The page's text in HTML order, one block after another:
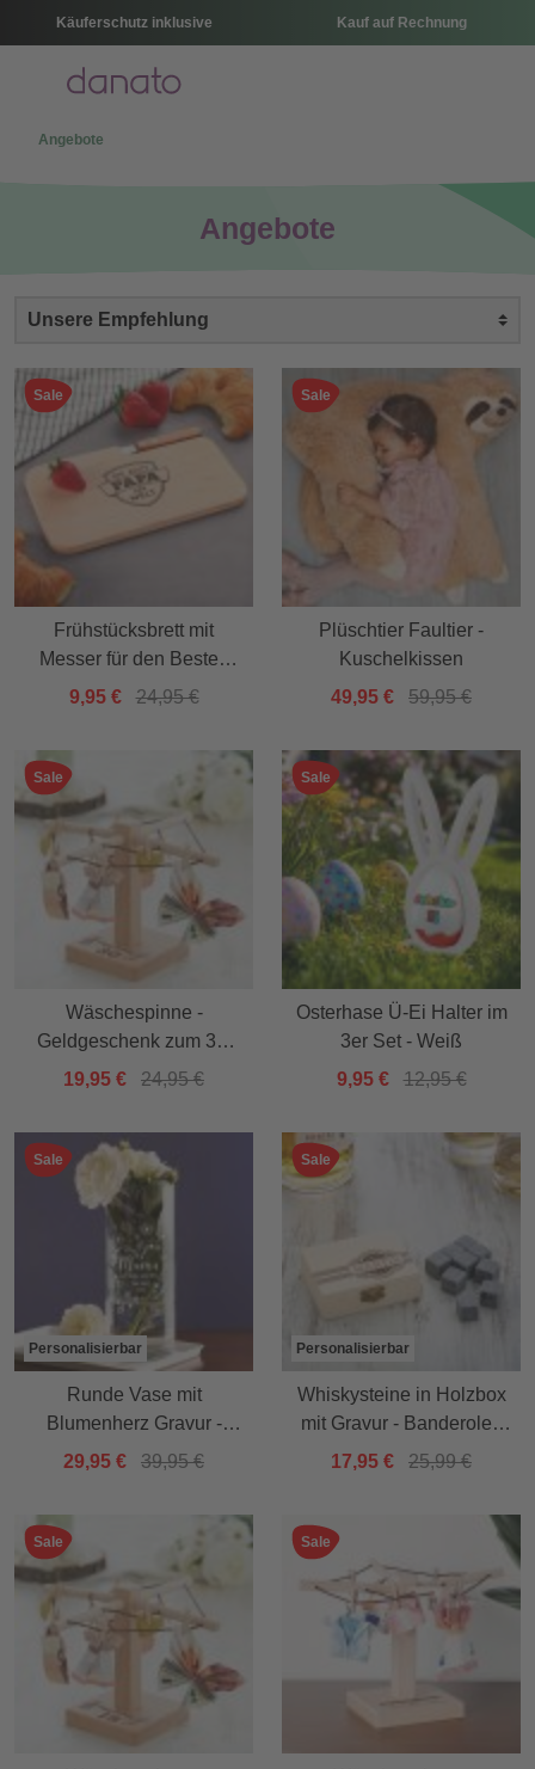
Käuferschutz inklusive Kauf auf Rechnung
Menü
Angebote
Angebote
Sale
Frühstücksbrett mit
Messer für den Besten
Papa
9,95 € 24,95 €
Sale
Plüschtier Faultier -
Kuschelkissen
49,95 €
59,95 €
Sale
Wäschespinne -
Geldgeschenk zum 30.
Geburtstag
19,95 € 24,95 €
Sale
Osterhase Ü-Ei Halter im
3er Set - Weiß
9,95 €
12,95 €
Sale
Personalisierbar
Runde Vase mit
Blumenherz Gravur -
personalisiert für Mama
29,95 € 39,95 €
Sale
Personalisierbar
Whiskysteine in Holzbox
mit Gravur - Banderole -
personalisiert
17,95 € 25,99 €
Sale Sale